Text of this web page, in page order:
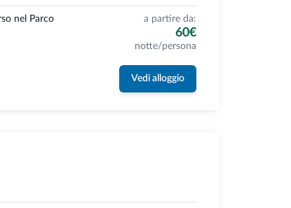
nel Parco
a partire da:
60€
notte/persona
Vedi alloggio